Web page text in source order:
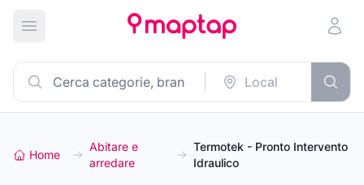
Apri menu principale
Home
Abitare e
arredare
Termotek - Pronto Intervento
Idraulico